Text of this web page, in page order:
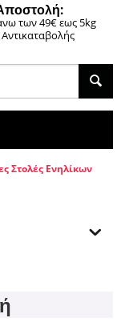
των 49€ εως 5kg
Στολές Ενηλίκων